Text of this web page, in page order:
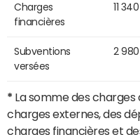
Charges
financières
11
Subventions
versées
2
* La somme des
charges externes, des
charges financières et